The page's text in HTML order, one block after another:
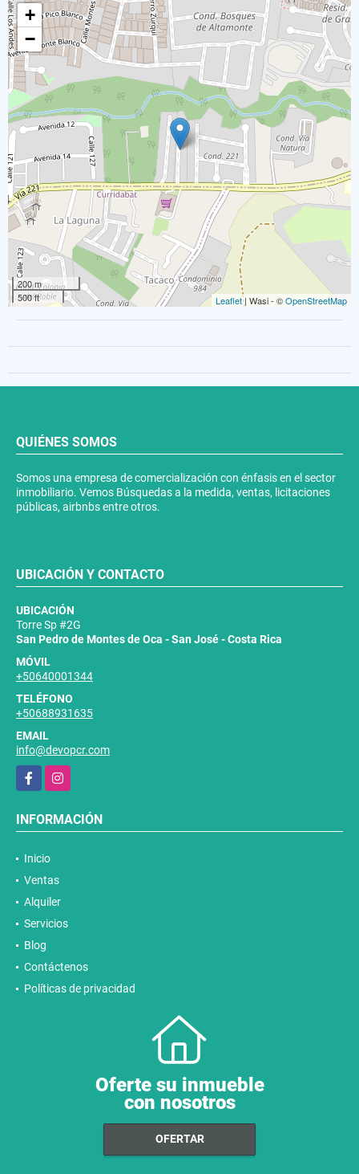
+
−
200 m
500 ft
Leaflet| Wasi - ©OpenStreetMap
QUIÉNES SOMOS
Somos una empresa de comercialización con énfasis en el sector
inmobiliario. Vemos Búsquedas a la medida, ventas, licitaciones
públicas, airbnbs entre otros.
UBICACIÓN Y CONTACTO
UBICACIÓN
Torre Sp #2G
San Pedro de Montes de Oca - San José - Costa Rica
MÓVIL
+50640001344
TELÉFONO
+50688931635
EMAIL
info@devopcr.com
FacebookInstagram
INFORMACIÓN
Inicio
Ventas
Alquiler
Servicios
Blog
Contáctenos
Políticas de privacidad
Oferte su inmueble
con nosotros
OFERTAR